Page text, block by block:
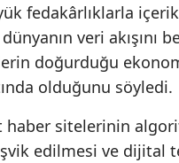
fedakârlıklarla
veri akışını
doğurduğu
olduğunu söyledi.
sitelerinin
edilmesi ve dijital